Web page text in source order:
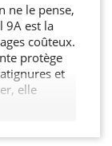
ne le pense,
9A est la
coûteux.
protège
et
elle
Ne laissez
à votre